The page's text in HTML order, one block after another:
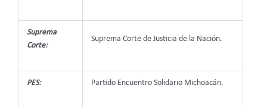
Suprema
Corte:
Suprema Corte de Justicia de la Nación.
PES: Partido Encuentro Solidario Michoacán.